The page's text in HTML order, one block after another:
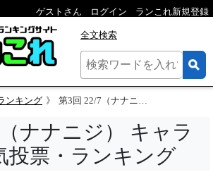
ゲストさん ログイン ランこれ新規登録
全文検索
ンキング 第3回 22/7（ナナニジ） キャラクター人気投票
ナナニジ） キャラ
投票・ランキング